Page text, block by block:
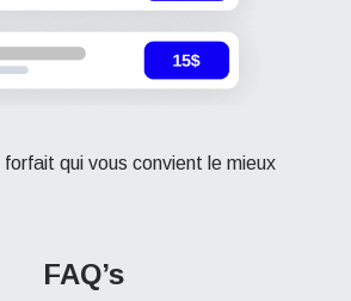
forfait qui vous convient le mieux
FAQ’s